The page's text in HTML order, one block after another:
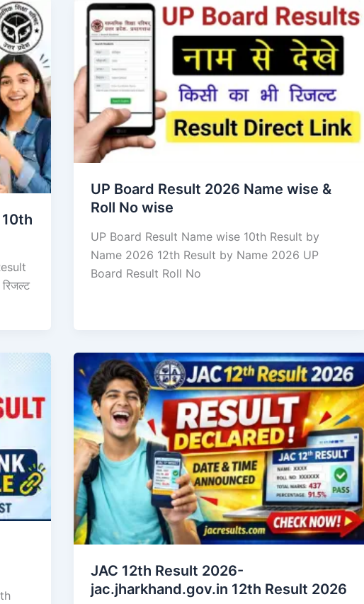
UP Board Result 2026 Name wise &
Roll No wise
UP Board Result Name wise 10th Result by
Name 2026 12th Result by Name 2026 UP
Board Result Roll No
JAC 12th Result 2026-
jac.jharkhand.gov.in 12th Result 2026